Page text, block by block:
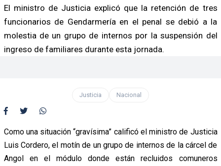
El ministro de Justicia explicó que la retención de tres
funcionarios de Gendarmería en el penal se debió a la
molestia de un grupo de internos por la suspensión del
ingreso de familiares durante esta jornada.
Justicia Nacional
Como una situación “gravísima” calificó el ministro de Justicia
Luis Cordero, el motín de un grupo de internos de la cárcel de
Angol en el módulo donde están recluidos comuneros